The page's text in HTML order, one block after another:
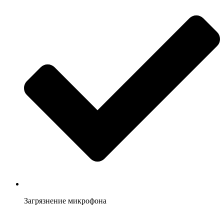
Загрязнение микрофона